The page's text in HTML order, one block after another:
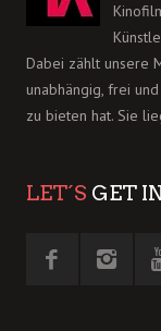
Dabei zählt unsere
unabhängig, frei
zu bieten hat. Sie
LET´S GET